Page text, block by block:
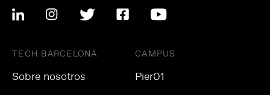
TECH BARCELONA
Sobre nosotros
CAMPUS
Pier01